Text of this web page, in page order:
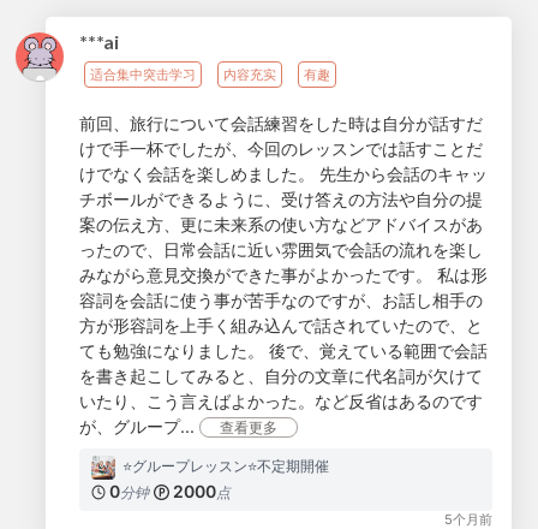
***ai
适合集中突击学习 内容充实 有趣
前回、旅行について会話練習をした時は自分が話すだ
けで手一杯でしたが、今回のレッスンでは話すことだ
けでなく会話を楽しめました。 先生から会話のキャッ
チボールができるように、受け答えの方法や自分の提
案の伝え方、更に未来系の使い方などアドバイスがあ
ったので、日常会話に近い雰囲気で会話の流れを楽し
みながら意見交換ができた事がよかったです。 私は形
容詞を会話に使う事が苦手なのですが、お話し相手の
方が形容詞を上手く組み込んで話されていたので、と
ても勉強になりました。 後で、覚えている範囲で会話
を書き起こしてみると、自分の文章に代名詞が欠けて
いたり、こう言えばよかった。など反省はあるのです
が、グループ...
查看更多
⭐️グループレッスン⭐️不定期開催
0分钟 2000点
5个月前